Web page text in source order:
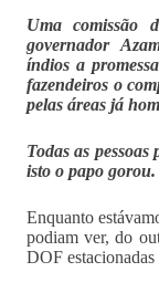
Uma comissão
governador
índios a
fazendeiros o
pelas áreas já
Todas as
isto o papo gorou.
Enquanto
podiam ver, do
DOF